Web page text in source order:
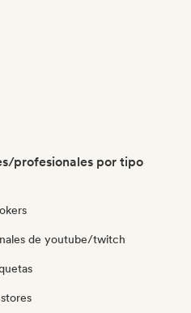
profesionales por tipo
de youtube/twitch